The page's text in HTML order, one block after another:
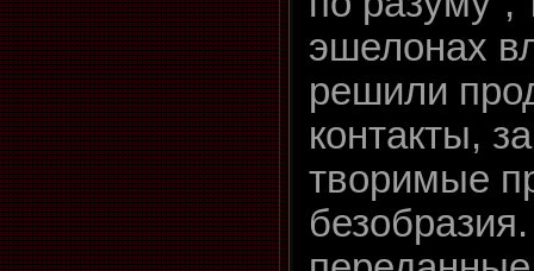
эшелонах
решили
контакты,
творимые